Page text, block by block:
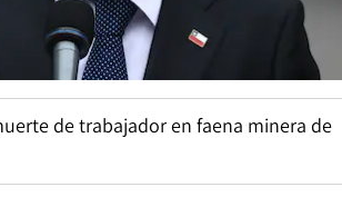
de trabajador en faena minera de